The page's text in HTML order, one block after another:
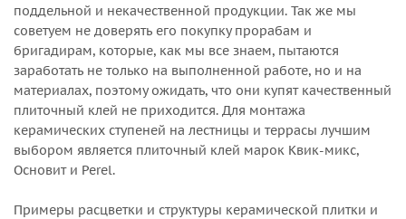
поддельной и некачественной продукции. Так же мы
советуем не доверять его покупку прорабам и
бригадирам, которые, как мы все знаем, пытаются
заработать не только на выполненной работе, но и на
материалах, поэтому ожидать, что они купят качественный
плиточный клей не приходится. Для монтажа
керамических ступеней на лестницы и террасы лучшим
выбором является плиточный клей марок Квик-микс,
Основит и Perel.
Примеры расцветки и структуры керамической плитки и